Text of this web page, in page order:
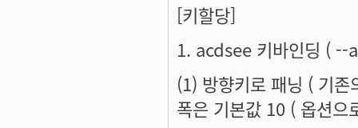
[키할당]
1. acdsee 키바인딩 ( --
(1) 방향키로 패닝 ( 기
폭은 기본값 10 ( 옵션으